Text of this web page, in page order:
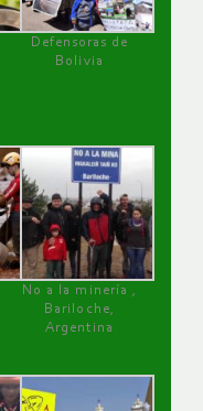
Defensoras de
Bolivia
No a la minería ,
Bariloche,
Argentina